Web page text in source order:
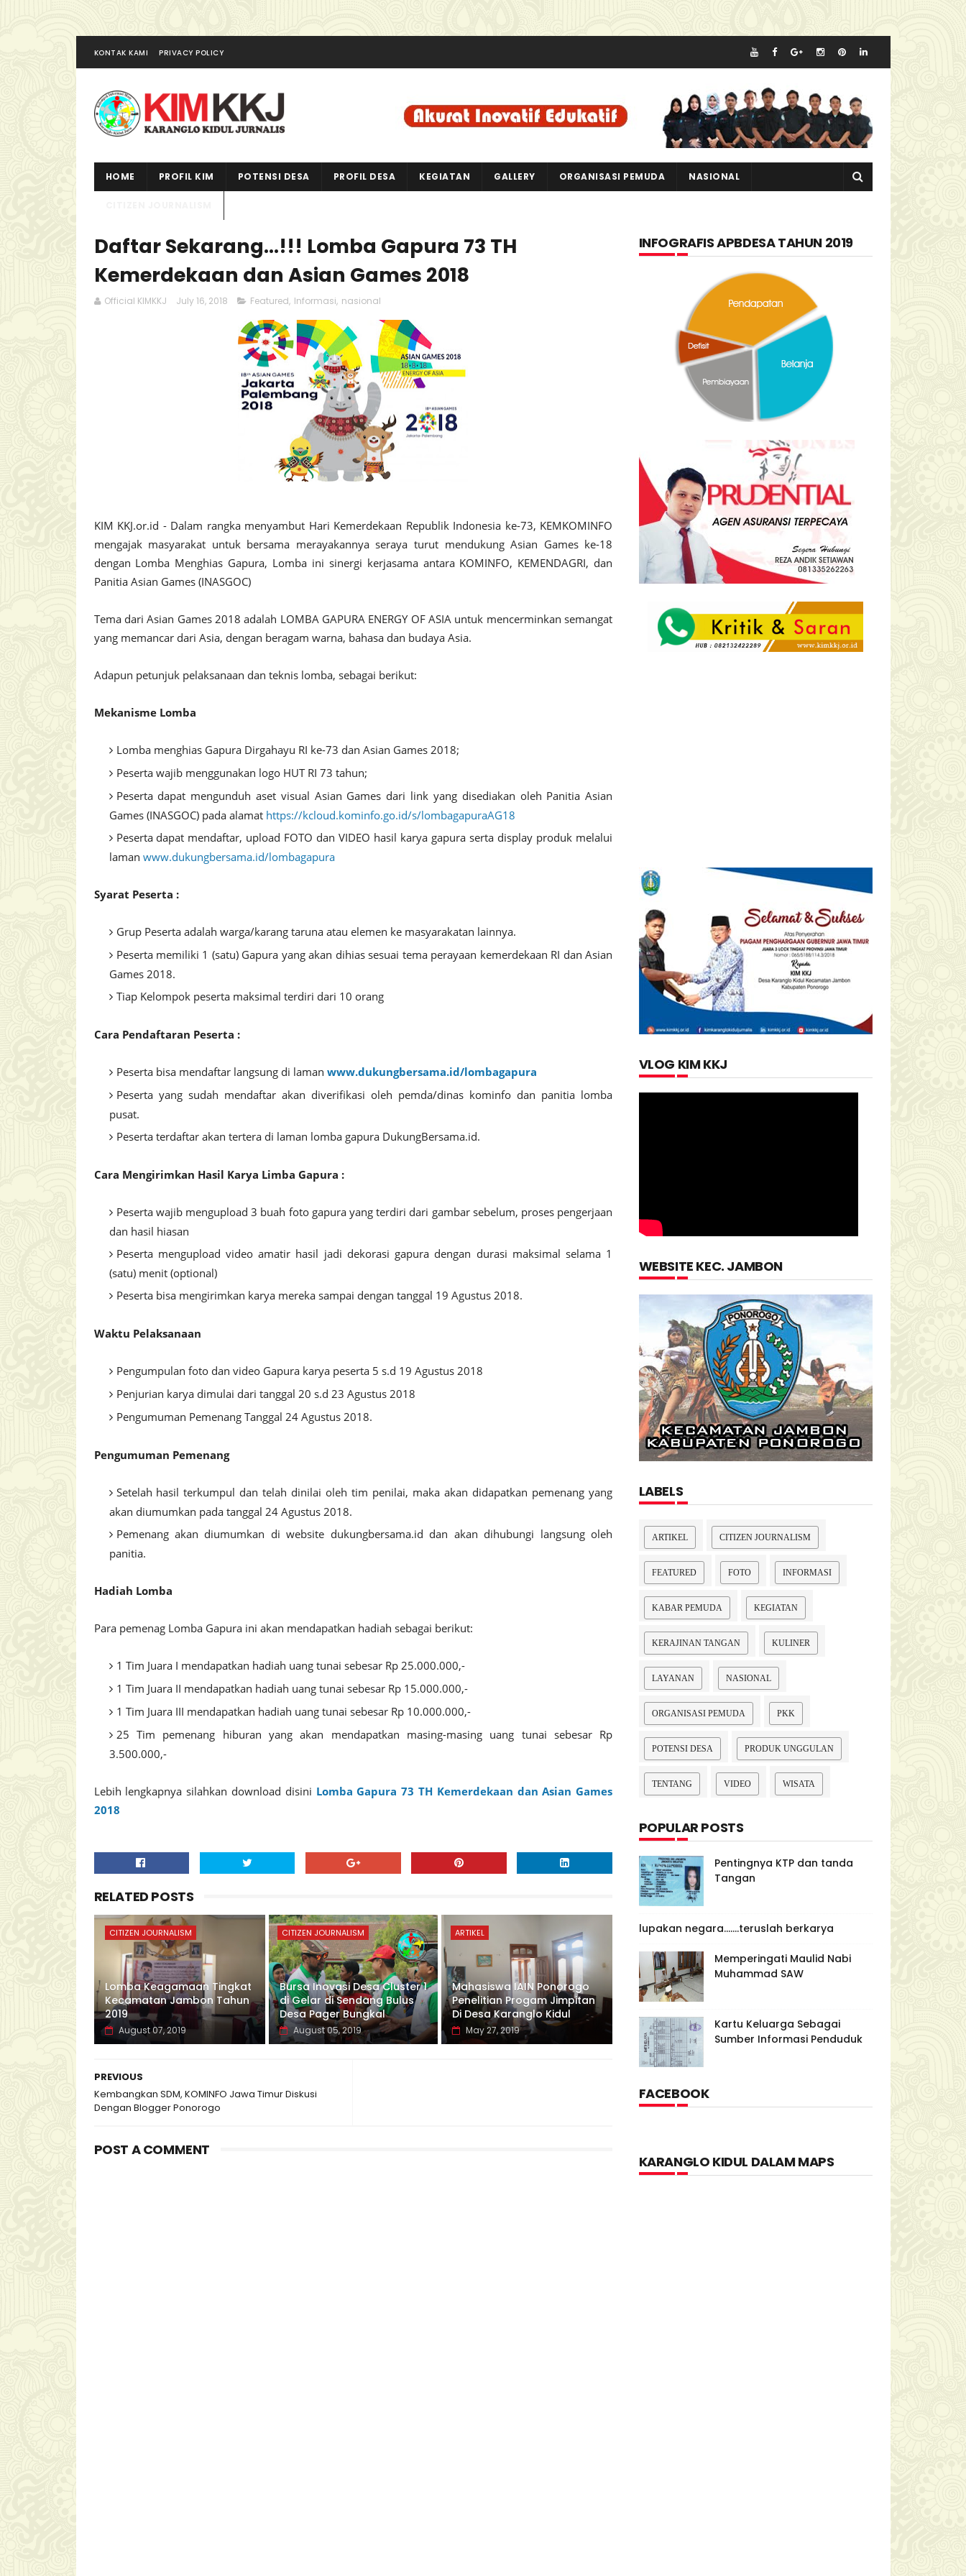
KONTAK KAMI PRIVACY POLICY
HOME PROFIL KIM POTENSI DESA PROFIL DESA KEGIATAN GALLERY ORGANISASI PEMUDA NASIONAL
Daftar Sekarang...!!! Lomba Gapura 73 TH
Kemerdekaan dan Asian Games 2018
Official KIMKKJ July 16, 2018 Featured, Informasi, nasional
KIM KKJ.or.id - Dalam rangka menyambut Hari Kemerdekaan Republik Indonesia ke-73, KEMKOMINFO
mengajak masyarakat untuk bersama merayakannya seraya turut mendukung Asian Games ke-18
dengan Lomba Menghias Gapura, Lomba ini sinergi kerjasama antara KOMINFO, KEMENDAGRI, dan
Panitia Asian Games (INASGOC)
Tema dari Asian Games 2018 adalah LOMBA GAPURA ENERGY OF ASIA untuk mencerminkan semangat
yang memancar dari Asia, dengan beragam warna, bahasa dan budaya Asia.
Adapun petunjuk pelaksanaan dan teknis lomba, sebagai berikut:
Mekanisme Lomba
Lomba menghias Gapura Dirgahayu RI ke-73 dan Asian Games 2018;
Peserta wajib menggunakan logo HUT RI 73 tahun;
Peserta dapat mengunduh aset visual Asian Games dari link yang disediakan oleh Panitia Asian
Games (INASGOC) pada alamat https://kcloud.kominfo.go.id/s/lombagapuraAG18
Peserta dapat mendaftar, upload FOTO dan VIDEO hasil karya gapura serta display produk melalui
laman www.dukungbersama.id/lombagapura
Syarat Peserta :
Grup Peserta adalah warga/karang taruna atau elemen ke masyarakatan lainnya.
Peserta memiliki 1 (satu) Gapura yang akan dihias sesuai tema perayaan kemerdekaan RI dan Asian
Games 2018.
Tiap Kelompok peserta maksimal terdiri dari 10 orang
Cara Pendaftaran Peserta :
Peserta bisa mendaftar langsung di laman www.dukungbersama.id/lombagapura
Peserta yang sudah mendaftar akan diverifikasi oleh pemda/dinas kominfo dan panitia lomba
pusat.
Peserta terdaftar akan tertera di laman lomba gapura DukungBersama.id.
Cara Mengirimkan Hasil Karya Limba Gapura :
Peserta wajib mengupload 3 buah foto gapura yang terdiri dari gambar sebelum, proses pengerjaan
dan hasil hiasan
Peserta mengupload video amatir hasil jadi dekorasi gapura dengan durasi maksimal selama 1
(satu) menit (optional)
Peserta bisa mengirimkan karya mereka sampai dengan tanggal 19 Agustus 2018.
Waktu Pelaksanaan
Pengumpulan foto dan video Gapura karya peserta 5 s.d 19 Agustus 2018
Penjurian karya dimulai dari tanggal 20 s.d 23 Agustus 2018
Pengumuman Pemenang Tanggal 24 Agustus 2018.
Pengumuman Pemenang
Setelah hasil terkumpul dan telah dinilai oleh tim penilai, maka akan didapatkan pemenang yang
akan diumumkan pada tanggal 24 Agustus 2018.
Pemenang akan diumumkan di website dukungbersama.id dan akan dihubungi langsung oleh
panitia.
Hadiah Lomba
Para pemenag Lomba Gapura ini akan mendapatkan hadiah sebagai berikut:
1 Tim Juara I mendapatkan hadiah uang tunai sebesar Rp 25.000.000,-
1 Tim Juara II mendapatkan hadiah uang tunai sebesar Rp 15.000.000,-
1 Tim Juara III mendapatkan hadiah uang tunai sebesar Rp 10.000.000,-
25 Tim pemenang hiburan yang akan mendapatkan masing-masing uang tunai sebesar Rp
3.500.000,-
Lebih lengkapnya silahkan download disini Lomba Gapura 73 TH Kemerdekaan dan Asian Games
2018
RELATED POSTS
CITIZEN JOURNALISM
Lomba Keagamaan Tingkat
Kecamatan Jambon Tahun
2019
August 07, 2019
CITIZEN JOURNALISM
Bursa Inovasi Desa Cluster 1
di Gelar di Sendang Bulus
Desa Pager Bungkal
August 05, 2019
ARTIKEL
Mahasiswa IAIN Ponorogo
Penelitian Progam Jimpitan
Di Desa Karanglo Kidul
May 27, 2019
PREVIOUS
Kembangkan SDM, KOMINFO Jawa Timur Diskusi
Dengan Blogger Ponorogo
POST A COMMENT
INFOGRAFIS APBDESA TAHUN 2019
VLOG KIM KKJ
WEBSITE KEC. JAMBON
LABELS
ARTIKEL CITIZEN JOURNALISM
FEATURED FOTO INFORMASI
KABAR PEMUDA KEGIATAN
KERAJINAN TANGAN KULINER
LAYANAN NASIONAL
ORGANISASI PEMUDA PKK
POTENSI DESA PRODUK UNGGULAN
TENTANG VIDEO WISATA
POPULAR POSTS
Pentingnya KTP dan tanda
Tangan
lupakan negara.......teruslah berkarya
Memperingati Maulid Nabi
Muhammad SAW
Kartu Keluarga Sebagai
Sumber Informasi Penduduk
FACEBOOK
KARANGLO KIDUL DALAM MAPS